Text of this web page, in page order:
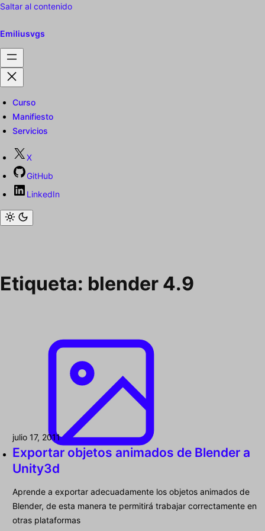
Saltar al contenido
Emiliusvgs
Curso
Manifiesto
Servicios
X
GitHub
LinkedIn
Etiqueta: blender 4.9
julio 17, 2011
Exportar objetos animados de Blender a
Unity3d
Aprende a exportar adecuadamente los objetos animados de
Blender, de esta manera te permitirá trabajar correctamente en
otras plataformas